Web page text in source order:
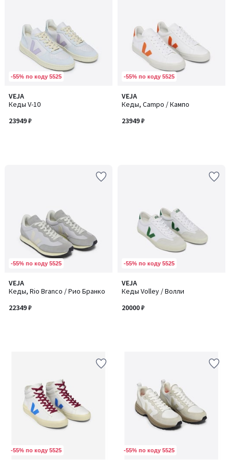
-55% по коду 5525
VEJA
Кеды V-10
23949 ₽
-55% по коду 5525
VEJA
Кеды, Campo / Кампо
23949 ₽
-55% по коду 5525
VEJA
Кеды, Rio Branco / Рио Бранко
22349 ₽
-55% по коду 5525
VEJA
Кеды Volley / Волли
20000 ₽
-55% по коду 5525 -55% по коду 5525